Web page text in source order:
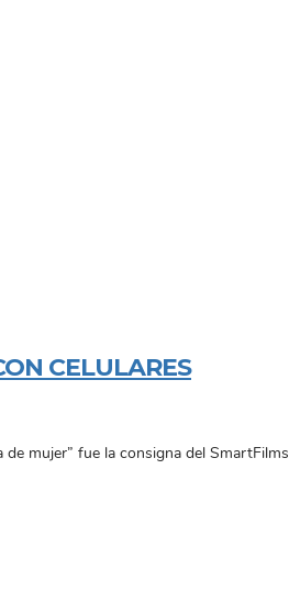
CELULARES
mujer” fue la consigna del